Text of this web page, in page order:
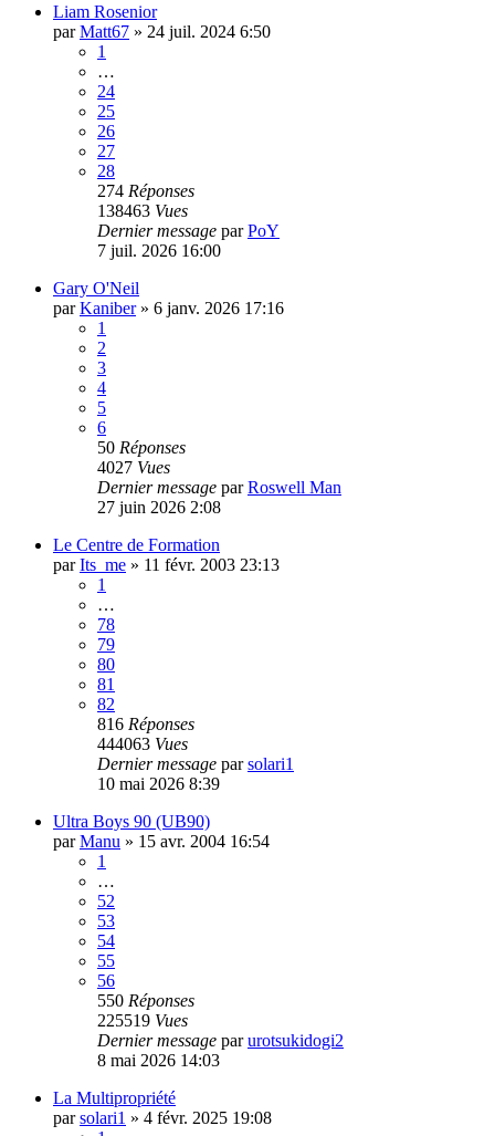
Liam Rosenior
parMatt67 » 24 juil. 2024 6:50
1
…
24
25
26
27
28
274 Réponses
138463 Vues
Dernier message parPoY
7 juil. 2026 16:00
Gary O'Neil
parKaniber» 6 janv. 2026 17:16
1
2
3
4
5
6
50 Réponses
4027 Vues
Dernier message parRoswell Man
27 juin 2026 2:08
Le Centre de Formation
parIts_me » 11 févr. 2003 23:13
1
…
78
79
80
81
82
816 Réponses
444063 Vues
Dernier message parsolari1
10 mai 2026 8:39
Ultra Boys 90 (UB90)
parManu » 15 avr. 2004 16:54
1
…
52
53
54
55
56
550 Réponses
225519 Vues
Dernier message parurotsukidogi2
8 mai 2026 14:03
La Multipropriété
parsolari1 » 4 févr. 2025 19:08